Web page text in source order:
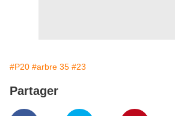
#P20 #arbre 35 #23
Partager